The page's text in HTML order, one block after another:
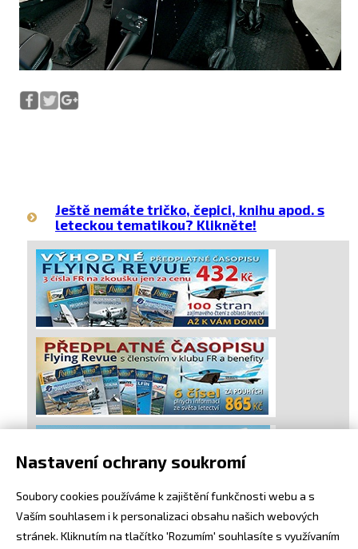
Ještě nemáte tričko, čepici, knihu apod. s
leteckou tematikou? Klikněte!
Nastavení ochrany soukromí
Soubory cookies používáme k zajištění funkčnosti webu a s
Vaším souhlasem i k personalizaci obsahu našich webových
stránek. Kliknutím na tlačítko 'Rozumím' souhlasíte s využívaním